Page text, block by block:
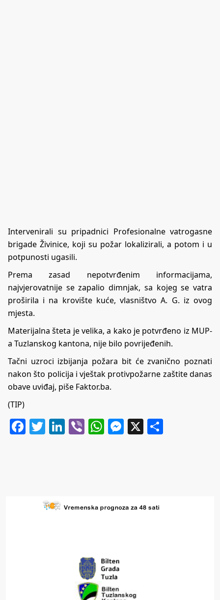
Intervenirali su pripadnici Profesionalne vatrogasne
brigade Živinice, koji su požar lokalizirali, a potom i u
potpunosti ugasili.
Prema zasad nepotvrđenim informacijama,
najvjerovatnije se zapalio dimnjak, sa kojeg se vatra
proširila i na krovište kuće, vlasništvo A. G. iz ovog
mjesta.
Materijalna šteta je velika, a kako je potvrđeno iz MUP-
a Tuzlanskog kantona, nije bilo povrijeđenih.
Tačni uzroci izbijanja požara bit će zvanično poznati
nakon što policija i vještak protivpožarne zaštite danas
obave uviđaj, piše Faktor.ba.
(TIP)
Facebook
Twitter
LinkedIn
ViberWhatsApp
Messenger
X